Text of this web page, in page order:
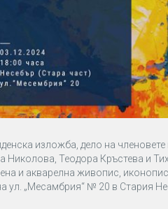
изложба, дело на
Николова, Теодора Кръстева и
и акварелна живопис,
ул. „Месамбрия“ № 20 в Стария